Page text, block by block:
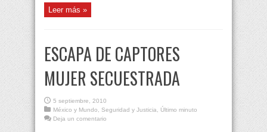
Leer más »
ESCAPA DE CAPTORES
MUJER SECUESTRADA
5 septiembre, 2010
México y Mundo, Seguridad y Justicia, Último minuto
Deja un comentario